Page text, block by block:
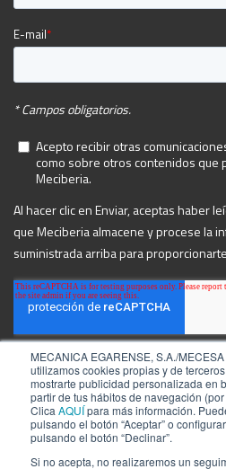
MECANICA EGARENSE, S.A./
utilizamos cookies propias y de
mostrarte publicidad personalizada en
partir de tus hábitos de navegación
Clica AQUÍpara más información.
pulsando el botón “Aceptar” o
pulsando el botón “Declinar”.
Si no acepta, no realizaremos un